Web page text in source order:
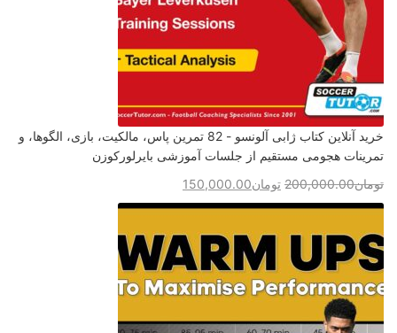
خرید آنلاین کتاب ژابی آلونسو - 82 تمرین پاس، مالکیت، بازی، الگوها، و
تمرینات هجومی مستقیم از جلسات آموزشی بایرلورکوزن
تومان200,000.00 تومان150,000.00